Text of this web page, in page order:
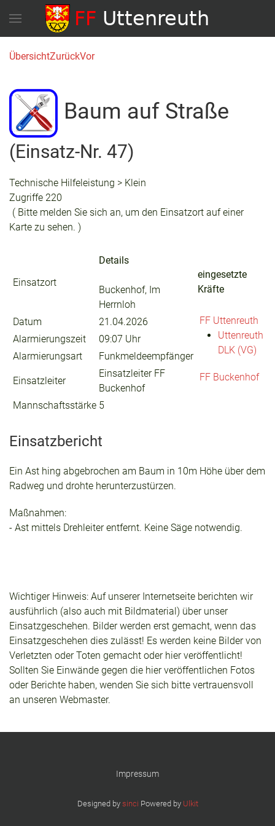
ÜbersichtZurückVor
Baum auf Straße
(Einsatz-Nr. 47)
Technische Hilfeleistung > Klein
Zugriffe 220
( Bitte melden Sie sich an, um den Einsatzort auf einer
Karte zu sehen. )
Einsatzort
Details
Buckenhof, Im
Herrnloh
Datum
21.04.2026
Alarmierungszeit
09:07 Uhr
Alarmierungsart
Funkmeldeempfänger
Einsatzleiter
Einsatzleiter FF
Buckenhof
Mannschaftsstärke 5
eingesetzte
Kräfte
FF Uttenreuth
Uttenreuth
DLK (VG)
FF Buckenhof
Einsatzbericht
Ein Ast hing abgebrochen am Baum in 10m Höhe über dem
Radweg und drohte herunterzustürzen.
Maßnahmen:
- Ast mittels Drehleiter entfernt. Keine Säge notwendig.
Wichtiger Hinweis: Auf unserer Internetseite berichten wir
ausführlich (also auch mit Bildmaterial) über unser
Einsatzgeschehen. Bilder werden erst gemacht, wenn das
Einsatzgeschehen dies zulässt! Es werden keine Bilder von
Verletzten oder Toten gemacht oder hier veröffentlicht!
Sollten Sie Einwände gegen die hier veröffentlichen Fotos
oder Berichte haben, wenden Sie sich bitte vertrauensvoll
an unseren Webmaster.
Impressum
Designed by sinci Powered by Ulkit